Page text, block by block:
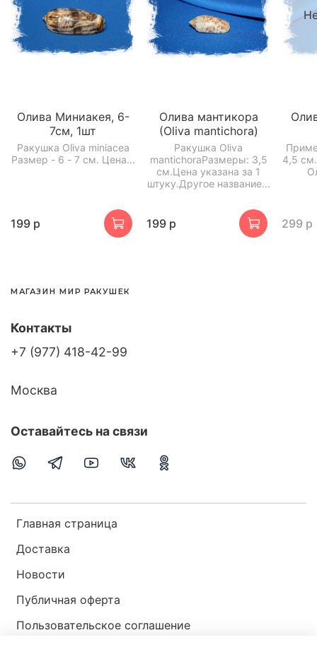
Олива Миниакея, 6-
7см, 1шт
Ракушка Oliva miniacea
Размер - 6 - 7 см. Цена...
199 р
Олива мантикора
(Oliva mantichora)
Ракушка Oliva
mantichoraРазмеры: 3,5
см.Цена указана за 1
штуку.Другое название...
199 р
4,5
299 р
МАГАЗИН МИР РАКУШЕК
Главная страница
Доставка
Новости
Публичная оферта
Пользовательское соглашение
Контакты
+7 (977) 418-42-99
Москва
Оставайтесь на связи